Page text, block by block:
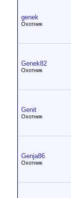
genek
Охотник
Genek82
Охотник
Genit
Охотник
Genja86
Охотник